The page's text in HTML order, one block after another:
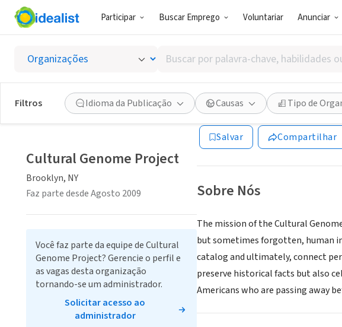
Participar Buscar Emprego Voluntariar Anunciar
Buscar
por
palavra-
chave,
habilidades
ou
interesses
Filtros Idioma da Publicação Causas Tipo de
Cultural
Brooklyn, NY
Salvar Compartilhar
Sobre Nós
The mission of the Cultural
but sometimes forgotten, human
catalog and ultimately, connect
preserve historical facts but also
Americans who are passing away
Cultural Genome Project
Brooklyn, NY
Faz parte desde Agosto 2009
Você faz parte da equipe de Cultural
Genome Project? Gerencie o perfil e
as vagas desta organização
tornando-se um administrador.
Solicitar acesso ao
administrador